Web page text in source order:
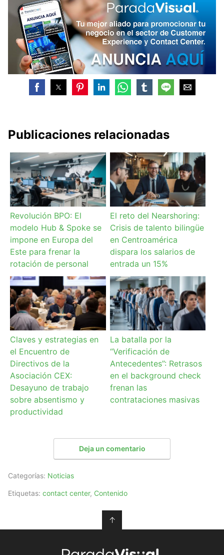
Publicaciones relacionadas
Revolución BPO: El
modelo Hub & Spoke se
impone en Europa del
Este para frenar la
rotación de personal
El reto del Nearshoring:
Crisis de talento bilingüe
en Centroamérica
dispara los salarios de
entrada un 15%
Claves y estrategias en
el Encuentro de
Directivos de la
Asociación CEX:
Desayuno de trabajo
sobre absentismo y
productividad
La batalla por la
“Verificación de
Antecedentes”: Retrasos
en el background check
frenan las
contrataciones masivas
Deja un comentario
Categorías: Noticias
Etiquetas: contact center, Contenido
↑